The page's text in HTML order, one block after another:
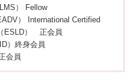
） Fellow
） International Certified
ESLD） 正会員
）終身会員
会員